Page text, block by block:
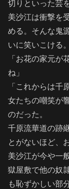
切りといった芸
美沙江は衝撃を
める。そんな鬼
いに笑いこける。
「お花の家元が
ね」
「これからは千
女たちの嘲笑が
のだった。
千原流華道の跡
とがないほど、
美沙江が今や一
獄屋敷で他の奴
も恥ずかしい部